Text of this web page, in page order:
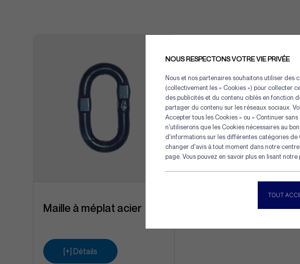
NOUS RESPECTONS VOTRE VIE PRIVÉE
Nous et nos partenaires souhaitons utiliser
(collectivement les « Cookies ») pour collecter
des publicités et du contenu ciblés en fonction
partager du contenu sur les réseaux sociaux.
Accepter tous les Cookies » ou « Continuer
n'utiliserons que les Cookies nécessaires au
d'informations sur les différentes catégories de
changer d'avis à tout moment dans notre
page. Vous pouvez en savoir plus en lisant
TOUT
Maille à méplat acier
[+] Détails